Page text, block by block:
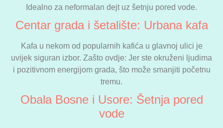
Idealno za neformalan dejt uz šetnju pored vode.
Centar grada i šetalište: Urbana kafa
Kafa u nekom od popularnih kafića u glavnoj ulici je
uvijek siguran izbor. Zašto ovdje: Jer ste okruženi ljudima
i pozitivnom energijom grada, što može smanjiti početnu
tremu.
Obala Bosne i Usore: Šetnja pored
vode